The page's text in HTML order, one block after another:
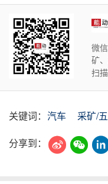
微
矿
扫
关键词： 汽车 采矿/
分享到：